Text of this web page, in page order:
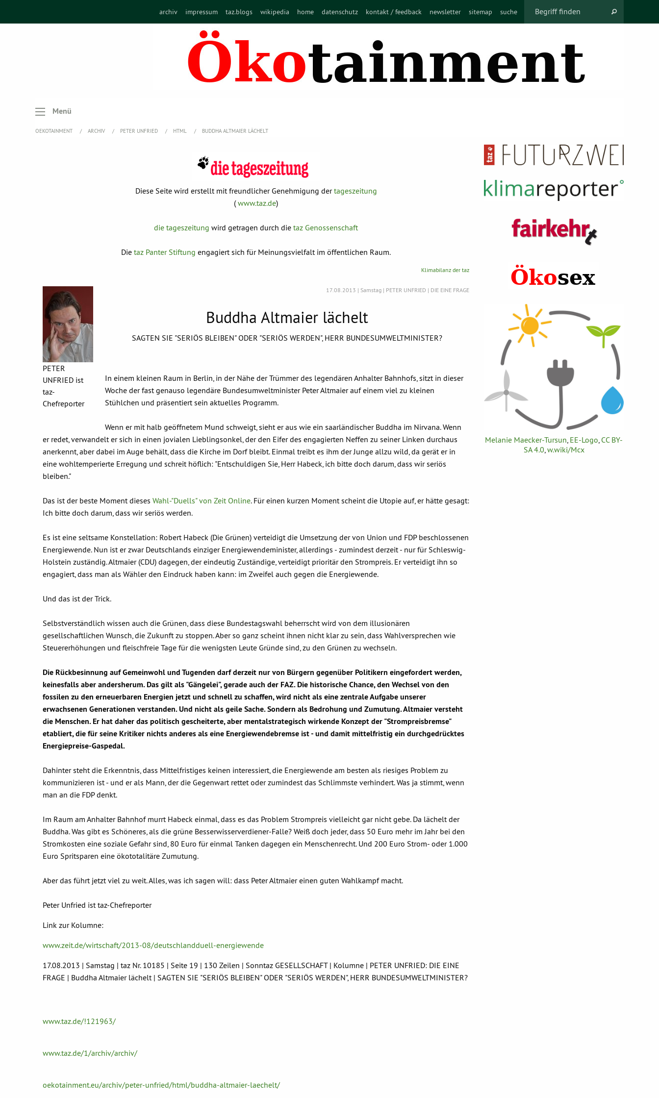
archiv impressum taz.blogs wikipedia home datenschutz kontakt / feedback newsletter sitemap suche
Menü
OEKOTAINMENT ARCHIV PETER UNFRIED HTML BUDDHA ALTMAIER LÄCHELT
Diese Seite wird erstellt mit freundlicher Genehmigung dertageszeitung
(www.taz.de)
die tageszeitung wird getragen durch die taz Genossenschaft
Die taz Panter Stiftung engagiert sich für Meinungsvielfalt im öffentlichen Raum.
Klimabilanz der taz
PETER
UNFRIED ist
taz-
Chefreporter
17.08.2013 | Samstag | PETER UNFRIED | DIE EINE FRAGE
Buddha Altmaier lächelt
SAGTEN SIE "SERIÖS BLEIBEN" ODER "SERIÖS WERDEN", HERR BUNDESUMWELTMINISTER?
In einem kleinen Raum in Berlin, in der Nähe der Trümmer des legendären Anhalter Bahnhofs, sitzt in dieser
Woche der fast genauso legendäre Bundesumweltminister Peter Altmaier auf einem viel zu kleinen
Stühlchen und präsentiert sein aktuelles Programm.
Wenn er mit halb geöffnetem Mund schweigt, sieht er aus wie ein saarländischer Buddha im Nirvana. Wenn
er redet, verwandelt er sich in einen jovialen Lieblingsonkel, der den Eifer des engagierten Neffen zu seiner Linken durchaus
anerkennt, aber dabei im Auge behält, dass die Kirche im Dorf bleibt. Einmal treibt es ihm der Junge allzu wild, da gerät er in
eine wohltemperierte Erregung und schreit höflich: "Entschuldigen Sie, Herr Habeck, ich bitte doch darum, dass wir seriös
bleiben."
Das ist der beste Moment dieses Wahl-"Duells" von Zeit Online. Für einen kurzen Moment scheint die Utopie auf, er hätte gesagt:
Ich bitte doch darum, dass wir seriös werden.
Es ist eine seltsame Konstellation: Robert Habeck (Die Grünen) verteidigt die Umsetzung der von Union und FDP beschlossenen
Energiewende. Nun ist er zwar Deutschlands einziger Energiewendeminister, allerdings - zumindest derzeit - nur für Schleswig-
Holstein zuständig. Altmaier (CDU) dagegen, der eindeutig Zuständige, verteidigt prioritär den Strompreis. Er verteidigt ihn so
engagiert, dass man als Wähler den Eindruck haben kann: im Zweifel auch gegen die Energiewende.
Und das ist der Trick.
Selbstverständlich wissen auch die Grünen, dass diese Bundestagswahl beherrscht wird von dem illusionären
gesellschaftlichen Wunsch, die Zukunft zu stoppen. Aber so ganz scheint ihnen nicht klar zu sein, dass Wahlversprechen wie
Steuererhöhungen und fleischfreie Tage für die wenigsten Leute Gründe sind, zu den Grünen zu wechseln.
Die Rückbesinnung auf Gemeinwohl und Tugenden darf derzeit nur von Bürgern gegenüber Politikern eingefordert werden,
keinesfalls aber andersherum. Das gilt als "Gängelei", gerade auch der FAZ. Die historische Chance, den Wechsel von den
fossilen zu den erneuerbaren Energien jetzt und schnell zu schaffen, wird nicht als eine zentrale Aufgabe unserer
erwachsenen Generationen verstanden. Und nicht als geile Sache. Sondern als Bedrohung und Zumutung. Altmaier versteht
die Menschen. Er hat daher das politisch gescheiterte, aber mentalstrategisch wirkende Konzept der "Strompreisbremse"
etabliert, die für seine Kritiker nichts anderes als eine Energiewendebremse ist - und damit mittelfristig ein durchgedrücktes
Energiepreise-Gaspedal.
Dahinter steht die Erkenntnis, dass Mittelfristiges keinen interessiert, die Energiewende am besten als riesiges Problem zu
kommunizieren ist - und er als Mann, der die Gegenwart rettet oder zumindest das Schlimmste verhindert. Was ja stimmt, wenn
man an die FDP denkt.
Im Raum am Anhalter Bahnhof murrt Habeck einmal, dass es das Problem Strompreis vielleicht gar nicht gebe. Da lächelt der
Buddha. Was gibt es Schöneres, als die grüne Besserwisserverdiener-Falle? Weiß doch jeder, dass 50 Euro mehr im Jahr bei den
Stromkosten eine soziale Gefahr sind, 80 Euro für einmal Tanken dagegen ein Menschenrecht. Und 200 Euro Strom- oder 1.000
Euro Spritsparen eine ökototalitäre Zumutung.
Aber das führt jetzt viel zu weit. Alles, was ich sagen will: dass Peter Altmaier einen guten Wahlkampf macht.
Peter Unfried ist taz-Chefreporter
Link zur Kolumne:
www.zeit.de/wirtschaft/2013-08/deutschlandduell-energiewende
17.08.2013 | Samstag | taz Nr. 10185 | Seite 19 | 130 Zeilen | Sonntaz GESELLSCHAFT | Kolumne | PETER UNFRIED: DIE EINE
FRAGE | Buddha Altmaier lächelt | SAGTEN SIE "SERIÖS BLEIBEN" ODER "SERIÖS WERDEN", HERR BUNDESUMWELTMINISTER?
www.taz.de/!121963/
www.taz.de/1/archiv/archiv/
oekotainment.eu/archiv/peter-unfried/html/buddha-altmaier-laechelt/
Melanie Maecker-Tursun, EE-Logo, CC BY-
SA 4.0,w.wiki/Mcx